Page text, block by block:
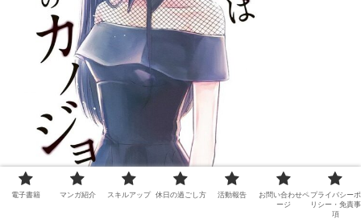
電子書籍 マンガ紹介 スキルアップ 休日の過ごし方 活動報告
お問い合わせペ
ージ
プライバシーポ
リシー・免責事
項